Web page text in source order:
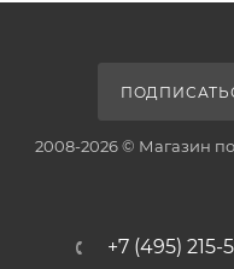
2008-2026 © Магазин
+7 (495) 215-